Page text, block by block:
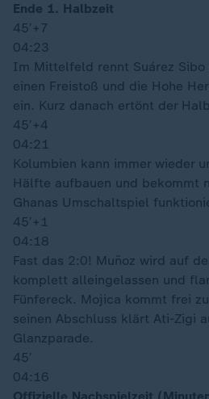
Ende 1. Halbzeit
45′ +7
04:23
Im Mittelfeld rennt Suárez Sibo
einen Freistoß und die Hohe
ein. Kurz danach ertönt der
45′ +4
04:21
Kolumbien kann immer wieder
Hälfte aufbauen und bekommt
Ghanas Umschaltspiel
45′ +1
04:18
Fast das 2:0! Muñoz wird auf
komplett alleingelassen und
Fünfereck. Mojica kommt frei
seinen Abschluss klärt Ati-Zigi
Glanzparade.
45′
04:16